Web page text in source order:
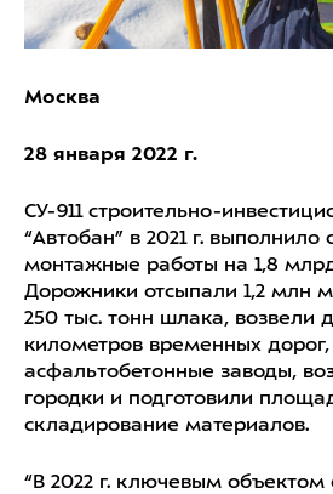
Москва
28 января 2022 г.
СУ-911 строительно-
“Автобан” в 2021 г. выполнило
монтажные работы на 1,8
Дорожники отсыпали 1,2 млн
250 тыс. тонн шлака, возвели
километров временных дорог,
асфальтобетонные заводы,
городки и подготовили
складирование материалов.
“В 2022 г. ключевым объектом